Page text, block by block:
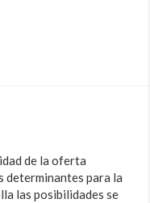
de la oferta
determinantes para la
las posibilidades se